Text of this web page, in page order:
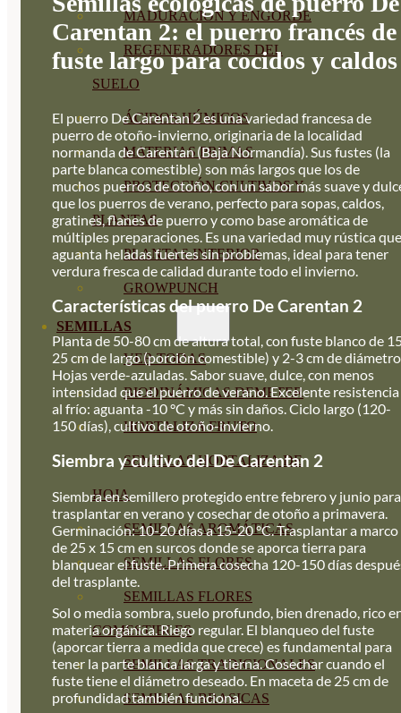
MADURACIÓN Y ENGORDE
REGENERADORES DEL
SUELO
ÁCIDOS HÚMICOS
MATERIAS PRIMAS
PROTECCIÓN CULTIVOS Y
PLANTAS
PLANTAS INTERIOR
GROWPUNCH
SEMILLAS
VER TODAS
BIODINÁMICAS DEMETER
HORTALIZA FRUTO
SEMILLAS HORTALIZA DE
HOJA
SEMILLAS AROMÁTICAS
SEMILLAS FLORES
SEMILLAS FLORES
COMESTIBLES
SEMILLAS TRADICIONALES
SEMILLAS BRASICAS
Carentan 2: el puerro francés de
fuste largo para cocidos y caldos
El puerro De Carentan 2 es una variedad francesa de
puerro de otoño-invierno, originaria de la localidad
normanda de Carentan (Baja Normandía). Sus fustes (la
parte blanca comestible) son más largos que los de
muchos puerros de otoño, con un sabor más suave y
que los puerros de verano, perfecto para sopas, caldos,
gratines, flanes de puerro y como base aromática de
múltiples preparaciones. Es una variedad muy rústica que
aguanta heladas fuertes sin problemas, ideal para tener
verdura fresca de calidad durante todo el invierno.
Características del puerro De Carentan 2
Planta de 50-80 cm de altura total, con fuste blanco de
25 cm de largo (porción comestible) y 2-3 cm de
Hojas verde-azuladas. Sabor suave, dulce, con menos
intensidad que el puerro de verano. Excelente resistencia
al frío: aguanta -10 °C y más sin daños. Ciclo largo (120-
150 días), cultivo de otoño-invierno.
Siembra y cultivo del De Carentan 2
Siembra en semillero protegido entre febrero y junio para
trasplantar en verano y cosechar de otoño a primavera.
Germinación: 10-20 días a 15-20 °C. Trasplantar a marco
de 25 x 15 cm en surcos donde se aporca tierra para
blanquear el fuste. Primera cosecha 120-150 días
del trasplante.
Sol o media sombra, suelo profundo, bien drenado, rico
materia orgánica. Riego regular. El blanqueo del fuste
(aporcar tierra a medida que crece) es fundamental para
tener la parte blanca larga y tierna. Cosechar cuando el
fuste tiene el diámetro deseado. En maceta de 25 cm de
profundidad también funciona.